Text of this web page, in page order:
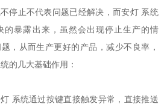
停止不代表问题已经解决，而安灯 系统
的暴露出来，虽然会出现停止生产的情
，从而生产更好的产品，减少不良率，
的几大基础作用：
系统通过按键直接触发异常，直接推送